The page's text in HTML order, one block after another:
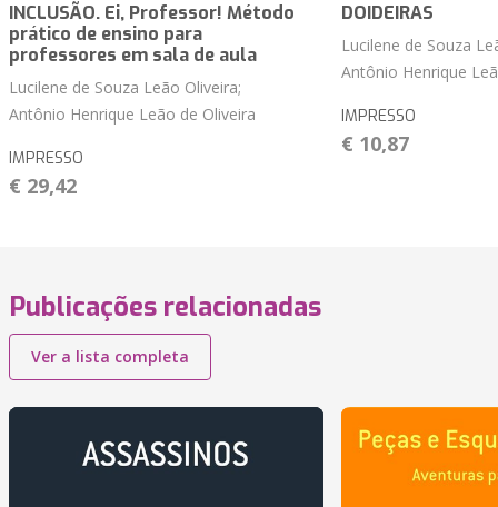
INCLUSÃO. Ei, Professor! Método
prático de ensino para
professores em sala de aula
Lucilene de Souza Leão Oliveira;
Antônio Henrique Leão de Oliveira
IMPRESSO
€ 29,42
DOIDEIRAS
Lucilene de Souza
Antônio Henrique
IMPRESSO
€ 10,87
Publicações relacionadas
Ver a lista completa